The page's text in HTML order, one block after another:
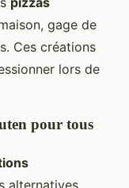
gage de
Ces créations
lors de
pour tous
alternatives